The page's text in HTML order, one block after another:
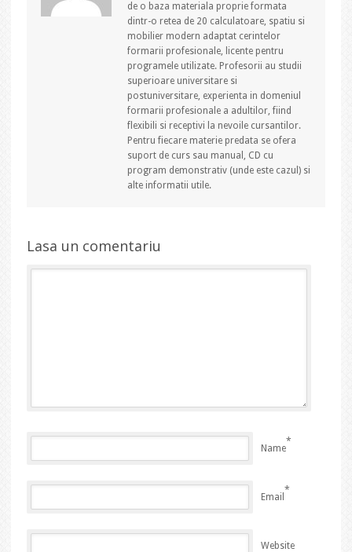
de o baza materiala proprie formata
dintr-o retea de 20 calculatoare, spatiu si
mobilier modern adaptat cerintelor
formarii profesionale, licente pentru
programele utilizate. Profesorii au studii
superioare universitare si
postuniversitare, experienta in domeniul
formarii profesionale a adultilor, fiind
flexibili si receptivi la nevoile cursantilor.
Pentru fiecare materie predata se ofera
suport de curs sau manual, CD cu
program demonstrativ (unde este cazul) si
alte informatii utile.
Lasa un comentariu
Name
*
Email
*
Website